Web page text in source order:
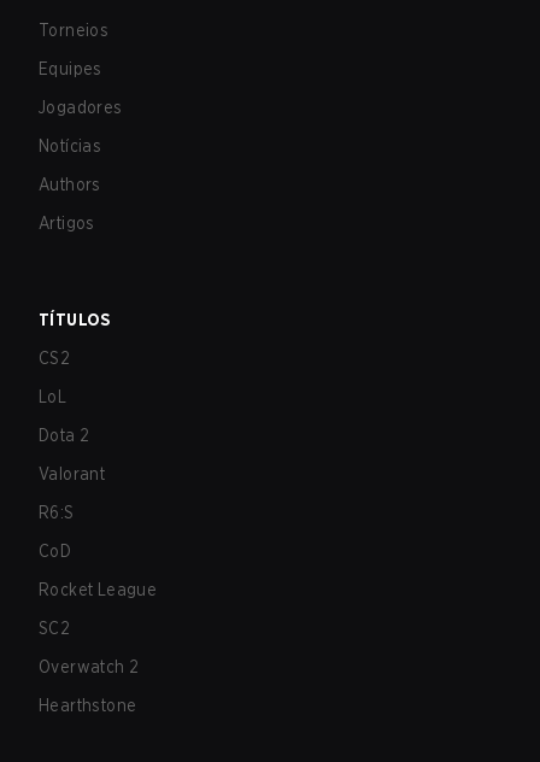
Torneios
Equipes
Jogadores
Notícias
Authors
Artigos
TÍTULOS
CS2
LoL
Dota 2
Valorant
R6:S
CoD
Rocket League
SC2
Overwatch 2
Hearthstone